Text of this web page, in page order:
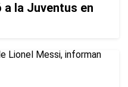
la Juventus en